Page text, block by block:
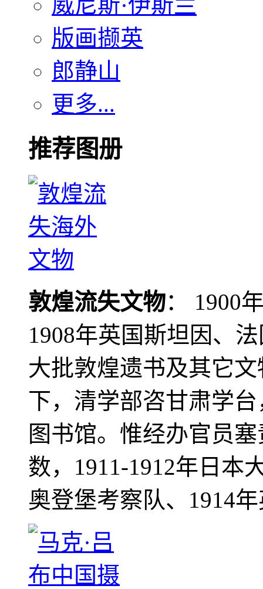
版画撷英
郎静山
更多...
推荐图册
敦煌流失文物： 1900
1908年英国斯坦因、
大批敦煌遗书及其它
下，清学部咨甘肃学
图书馆。惟经办官员
数，1911-1912年日本
奥登堡考察队、1914